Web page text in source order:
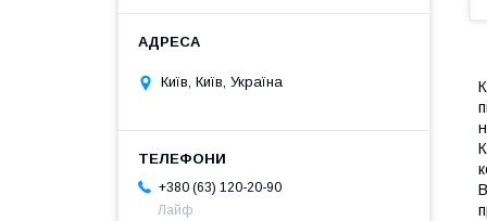
Київ, Київ, Україна
+380 (63) 120-20-90
Лайф